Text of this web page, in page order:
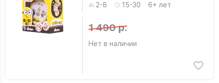
2-8 15-30 6+ лет
1 490 р.
Нет в наличии